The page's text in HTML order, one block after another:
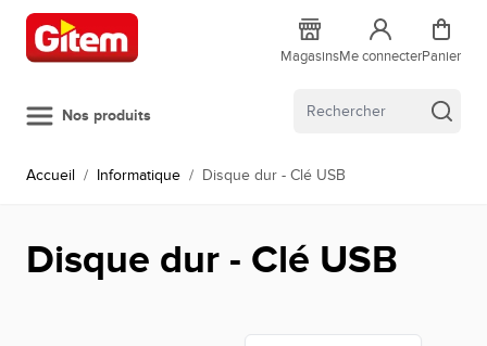
Allez au contenu
MagasinsMe connecterPanier
Nos produits
Accueil / Informatique / Disque dur - Clé USB
Disque dur - Clé USB